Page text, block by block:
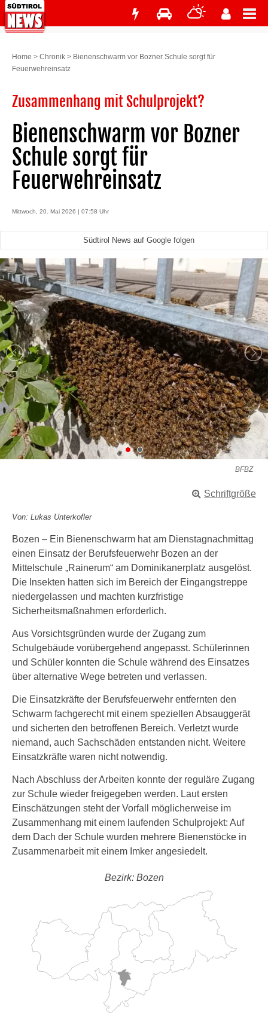
Home > Chronik > Bienenschwarm vor Bozner Schule sorgt für
Feuerwehreinsatz
Zusammenhang mit Schulprojekt?
Bienenschwarm vor Bozner
Schule sorgt für
Feuerwehreinsatz
Mittwoch, 20. Mai 2026 | 07:58 Uhr
Südtirol News auf Google folgen
BFBZ
Schriftgröße
Von: Lukas Unterkofler
Bozen – Ein Bienenschwarm hat am Dienstagnachmittag
einen Einsatz der Berufsfeuerwehr Bozen an der
Mittelschule „Rainerum“ am Dominikanerplatz ausgelöst.
Die Insekten hatten sich im Bereich der Eingangstreppe
niedergelassen und machten kurzfristige
Sicherheitsmaßnahmen erforderlich.
Aus Vorsichtsgründen wurde der Zugang zum
Schulgebäude vorübergehend angepasst. Schülerinnen
und Schüler konnten die Schule während des Einsatzes
über alternative Wege betreten und verlassen.
Die Einsatzkräfte der Berufsfeuerwehr entfernten den
Schwarm fachgerecht mit einem speziellen Absauggerät
und sicherten den betroffenen Bereich. Verletzt wurde
niemand, auch Sachschäden entstanden nicht. Weitere
Einsatzkräfte waren nicht notwendig.
Nach Abschluss der Arbeiten konnte der reguläre Zugang
zur Schule wieder freigegeben werden. Laut ersten
Einschätzungen steht der Vorfall möglicherweise im
Zusammenhang mit einem laufenden Schulprojekt: Auf
dem Dach der Schule wurden mehrere Bienenstöcke in
Zusammenarbeit mit einem Imker angesiedelt.
Bezirk: Bozen